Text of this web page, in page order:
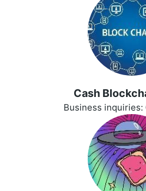
Cash
Business inquiries: